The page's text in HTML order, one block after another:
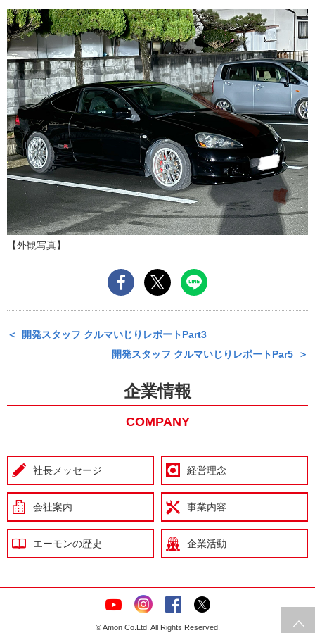
【外観写真】
開発スタッフ クルマいじりレポートPart3
開発スタッフ クルマいじりレポートPar5
企業情報
COMPANY
社長メッセージ 経営理念
会社案内 事業内容
エーモンの歴史 企業活動
© Amon Co.Ltd. All Rights Reserved.